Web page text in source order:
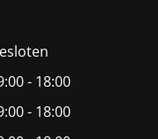
- 18:00
- 18:00